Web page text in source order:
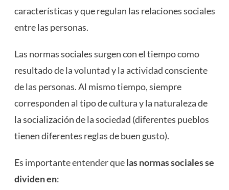
características y que regulan las relaciones sociales
entre las personas.
Las normas sociales surgen con el tiempo como
resultado de lavoluntady la actividad consciente
de las personas. Al mismo tiempo, siempre
corresponden al tipo de cultura y la naturaleza de
la socialización de la sociedad (diferentes pueblos
tienen diferentes reglas de buen gusto).
Es importante entender quelas normas sociales se
dividen en: